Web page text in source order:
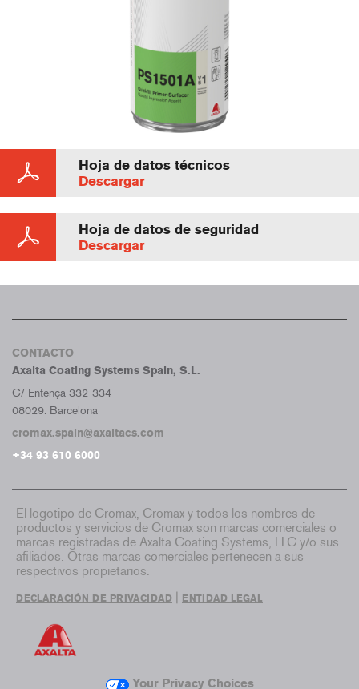
Hoja de datos técnicos
Descargar
Hoja de datos de seguridad
Descargar
CONTACTO
Axalta Coating Systems Spain, S.L.
C/ Entença 332-334
08029. Barcelona
cromax.spain@axaltacs.com
+34 93 610 6000
El logotipo de Cromax, Cromax y todos los nombres de
productos y servicios de Cromax son marcas comerciales o
marcas registradas de Axalta Coating Systems, LLC y/o sus
afiliados. Otras marcas comerciales pertenecen a sus
respectivos propietarios.
DECLARACIÓN DE PRIVACIDAD ENTIDAD LEGAL
Your Privacy Choices